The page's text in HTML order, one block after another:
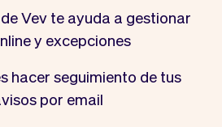
Vev te ayuda a gestionar
y excepciones
hacer seguimiento de tus
por email